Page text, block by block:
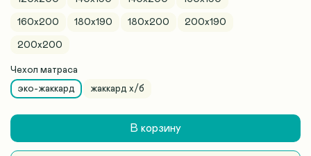
160х200 180x190 180х200 200x190
200х200
Чехол матраса
эко-жаккард
жаккард х/б
В корзину